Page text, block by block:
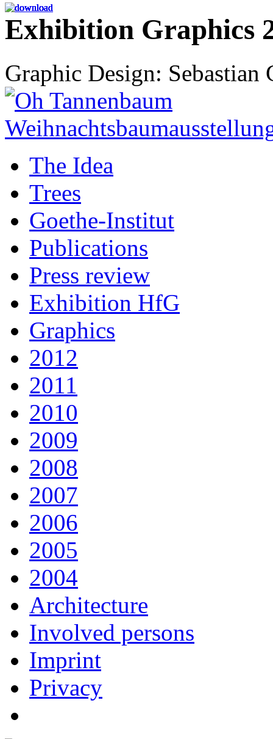
Exhibition Graphics
Graphic Design: Sebastian
The Idea
Trees
Goethe-Institut
Publications
Press review
Exhibition HfG
Graphics
2012
2011
2010
2009
2008
2007
2006
2005
2004
Architecture
Involved persons
Imprint
Privacy